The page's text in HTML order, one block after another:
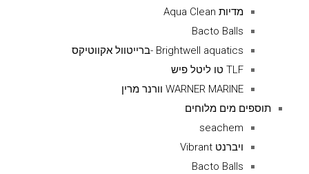
מדיות Aqua Clean
Bacto Balls
Brightwell aquatics -ברייטוול אקווטיקס
TLF טו ליטל פיש
WARNER MARINE וורנר מרין
תוספים מים מלוחים
seachem
ויברנט Vibrant
Bacto Balls